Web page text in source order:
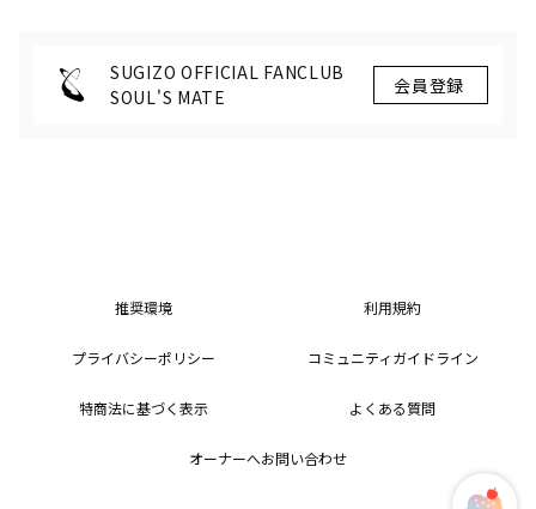
SUGIZO OFFICIAL FANCLUB
SOUL'S MATE
推奨環境 利用規約
プライバシーポリシー コミュニティガイドライン
特商法に基づく表示 よくある質問
オーナーへお問い合わせ